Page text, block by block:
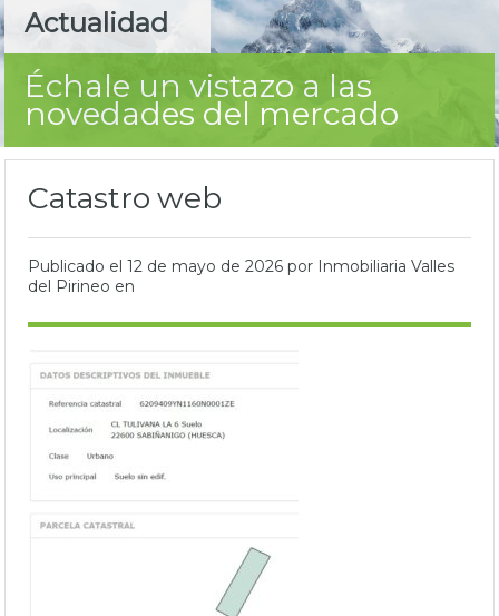
Actualidad
Échale un vistazo a las
novedades del mercado
Catastro web
Publicado el 12 de mayo de 2026 por Inmobiliaria Valles
del Pirineo en